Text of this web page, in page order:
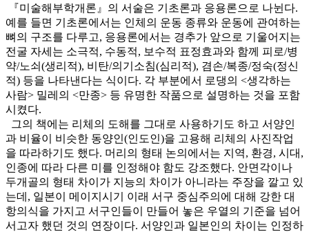
『미술해부학개론』의 서술은 기초론과 응용론으로 나뉜다.
예를 들면 기초론에서는 인체의 운동 종류와 운동에 관여하는
뼈의 구조를 다루고, 응용론에서는 경추가 앞으로 기울어지는
전굴 자세는 소극적, 수동적, 보수적 표정효과와 함께 피로/병
약/노쇠(생리적), 비탄/의기소침(심리적), 겸손/복종/정숙(정신
적) 등을 나타낸다는 식이다. 각 부분에서 로댕의 <생각하는
사람> 밀레의 <만종> 등 유명한 작품으로 설명하는 것을 포함
시켰다.
그의 책에는 리체의 도해를 그대로 사용하기도 하고 서양인
과 비율이 비슷한 동양인(인도인)을 고용해 리체의 사진작업
을 따라하기도 했다. 머리의 형태 논의에서는 지역, 환경, 시대,
인종에 따라 다른 미를 인정해야 함도 강조했다. 안면각이나
두개골의 형태 차이가 지능의 차이가 아니라는 주장을 깔고 있
는데, 일본이 메이지시기 이래 서구 중심주의에 대해 강한 대
항의식을 가지고 서구인들이 만들어 놓은 우열의 기준을 넘어
서고자 했던 것의 연장이다. 서양인과 일본인의 차이는 인정하